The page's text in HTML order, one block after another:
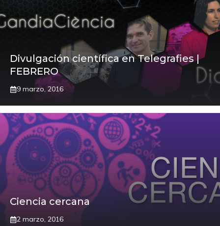
Divulgación científica en Telegrafies |
FEBRERO
9 marzo, 2016
Ciencia cercana
2 marzo, 2016